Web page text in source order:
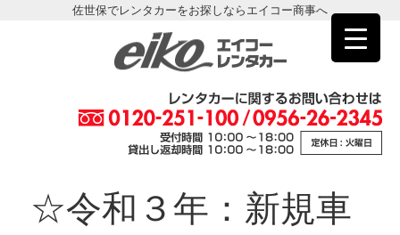
佐世保でレンタカーをお探しならエイコー商事へ
☆令和３年：新規車